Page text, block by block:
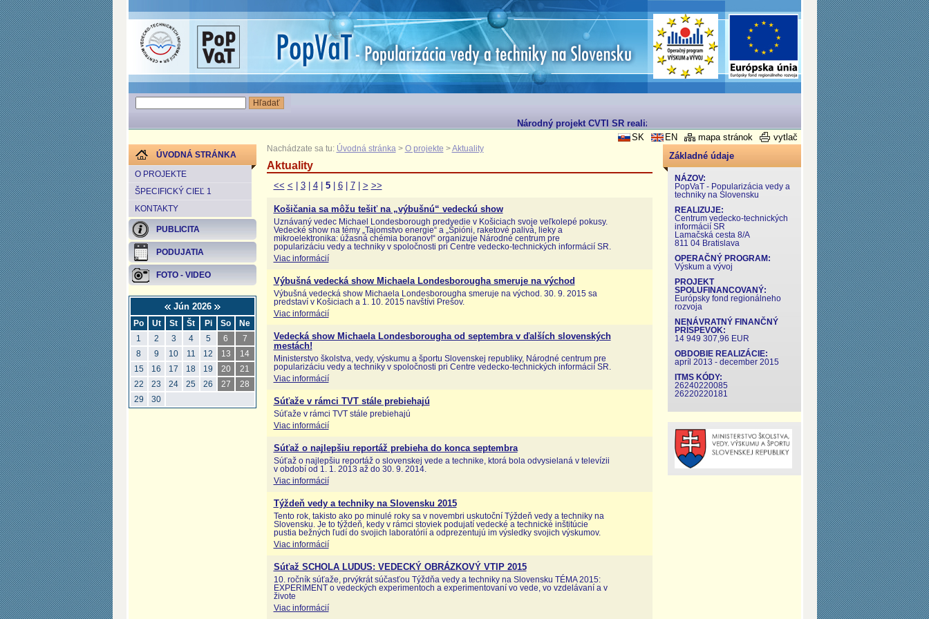
Národný projekt CVTI SR realizovaný v rámci Operačného programu Výskum a Vývoj
vytlač
mapa stránok
EN
SK
ÚVODNÁ STRÁNKA
O PROJEKTE
ŠPECIFICKÝ CIEĽ 1
KONTAKTY
PUBLICITA
PODUJATIA
FOTO - VIDEO
Jún 2026
Po Ut St Št Pi So
Ne
1
2 3 4 5 6
7
8
9 10 11 12 13
14
15
16 17 18 19 20
21
22
23 24 25 26 27
28
29
30
Nachádzate sa tu: Úvodná stránka > O projekte >Aktuality
Aktuality
<< < 3| 4| 5| 6| 7| > >>
Košičania sa môžu tešiť na „výbušnú“ vedeckú show
Uznávaný vedec Michael Londesborough predvedie v Košiciach svoje veľkolepé pokusy.
Vedecké show na témy „Tajomstvo energie“ a „Špióni, raketové palivá, lieky a
mikroelektronika: úžasná chémia boranov!“ organizuje Národné centrum pre
popularizáciu vedy a techniky v spoločnosti pri Centre vedecko-technických informácií SR.
Viac informácií
Výbušná vedecká show Michaela Londesborougha smeruje na východ
Výbušná vedecká show Michaela Londesborougha smeruje na východ. 30. 9. 2015 sa
predstaví v Košiciach a 1. 10. 2015 navštívi Prešov.
Viac informácií
Vedecká show Michaela Londesborougha od septembra v ďalších slovenských
mestách!
Ministerstvo školstva, vedy, výskumu a športu Slovenskej republiky, Národné centrum pre
popularizáciu vedy a techniky v spoločnosti pri Centre vedecko-technických informácií SR.
Viac informácií
Súťaže v rámci TVT stále prebiehajú
Súťaže v rámci TVT stále prebiehajú
Viac informácií
Súťaž o najlepšiu reportáž prebieha do konca septembra
Súťaž o najlepšiu reportáž o slovenskej vede a technike, ktorá bola odvysielaná v televízii
v období od 1. 1. 2013 až do 30. 9. 2014.
Viac informácií
Týždeň vedy a techniky na Slovensku 2015
Tento rok, takisto ako po minulé roky sa v novembri uskutoční Týždeň vedy a techniky na
Slovensku. Je to týždeň, kedy v rámci stoviek podujatí vedecké a technické inštitúcie
pustia bežných ľudí do svojich laboratórií a odprezentujú im výsledky svojich výskumov.
Viac informácií
Súťaž SCHOLA LUDUS: VEDECKÝ OBRÁZKOVÝ VTIP 2015
10. ročník súťaže, prvýkrát súčasťou Týždňa vedy a techniky na Slovensku TÉMA 2015:
EXPERIMENT o vedeckých experimentoch a experimentovaní vo vede, vo vzdelávaní a v
živote
Viac informácií
Základné údaje
NÁZOV:
PopVaT - Popularizácia vedy a
techniky na Slovensku
REALIZUJE:
Centrum vedecko-technických
informácií SR
Lamačská cesta 8/A
811 04 Bratislava
OPERAČNÝ PROGRAM:
Výskum a vývoj
PROJEKT
SPOLUFINANCOVANÝ:
Európsky fond regionálneho
rozvoja
NENÁVRATNÝ FINANČNÝ
PRÍSPEVOK:
14 949 307,96 EUR
OBDOBIE REALIZÁCIE:
apríl 2013 - december 2015
ITMS KÓDY:
26240220085
26220220181